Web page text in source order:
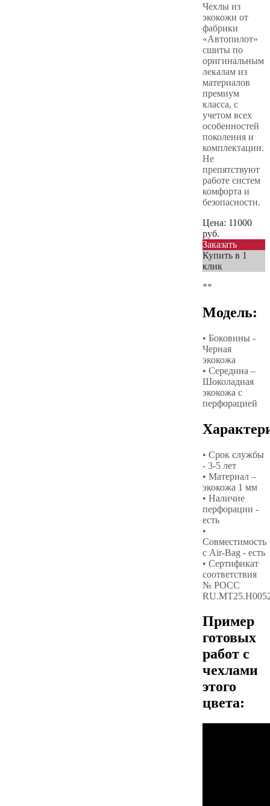
Чехлы из
экокожи от
фабрики
«Автопилот»
сшиты по
оригинальным
лекалам из
материалов
премиум
класса, с
учетом всех
особенностей
поколения и
комплектации.
Не
препятствуют
работе систем
комфорта и
безопасности.
Цена: 11000
руб.
Заказать
Купить в 1
клик
**
Модель:
• Боковины -
Черная
экокожа
• Середина –
Шоколадная
экокожа с
перфорацией
• Срок службы
- 3-5 лет
• Материал –
экокожа 1 мм
• Наличие
перфорации -
есть
•
Совместимость
с Air-Bag - есть
• Сертификат
соответствия
№ РОСС
Пример
готовых
работ с
чехлами
этого
цвета: